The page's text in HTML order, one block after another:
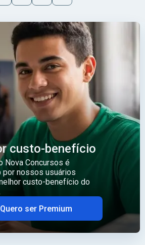
custo-benefício
Nova Concursos é
por nossos usuários
custo-benefício do
Quero ser Premium